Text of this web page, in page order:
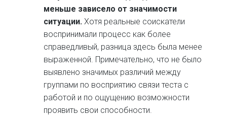
меньше зависело от значимости
ситуации.Хотя реальные соискатели
воспринимали процесс как более
справедливый, разница здесь была менее
выраженной. Примечательно, что не было
выявлено значимых различий между
группами по восприятию связи теста с
работой и по ощущению возможности
проявить свои способности.